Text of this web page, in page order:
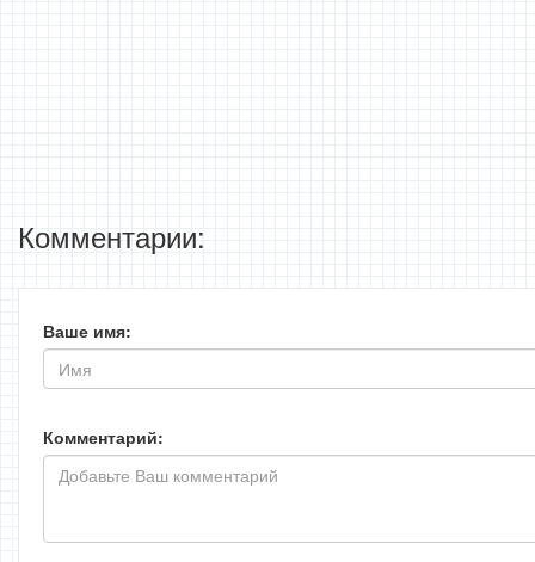
Комментарии:
Ваше имя:
Комментарий: